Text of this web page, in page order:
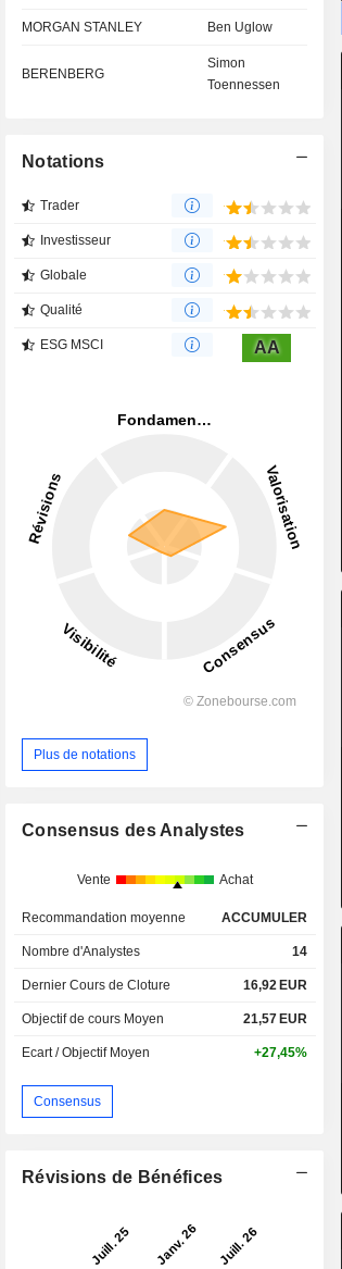
objectif
/ dr
+30,3%
+4,69%
+19,35%
MORGAN STANLEY Ben Uglow
BERENBERG
Simon
Toennessen
Notations
Trader
Investisseur
Globale
Qualité
ESG MSCI AA
Plus de notations
Consensus des Analystes
Vente Achat
Recommandation moyenne ACCUMULER
Nombre d'Analystes 14
Dernier Cours de Cloture 16,92 EUR
Objectif de cours Moyen 21,57 EUR
Ecart / Objectif Moyen +27,45%
Consensus
Révisions de Bénéfices